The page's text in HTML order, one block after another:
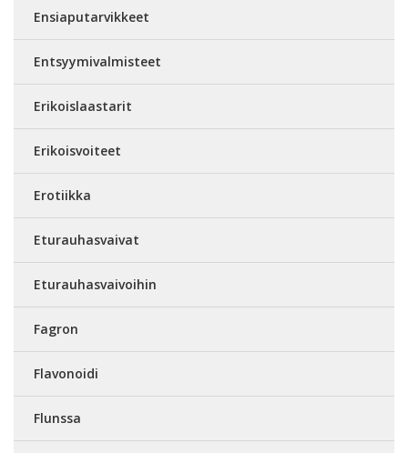
Ensiaputarvikkeet
Entsyymivalmisteet
Erikoislaastarit
Erikoisvoiteet
Erotiikka
Eturauhasvaivat
Eturauhasvaivoihin
Fagron
Flavonoidi
Flunssa